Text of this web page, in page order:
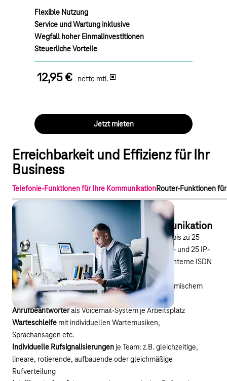
Flexible Nutzung
Service und Wartung inklusive
Wegfall hoher Einmalinvestitionen
Steuerliche Vorteile
12,95 € netto mtl.
Jetzt mieten
Erreichbarkeit und Effizienz für Ihr
Business
Telefonie-Funktionen für Ihre KommunikationRouter-Funktionen
Telefonie-Funktionen für Ihre Kommunikation
VoIP (Voice over IP)-Telefonanlage für Ihr Büro mit bis zu 25
Teilnehmern/ Nebenstellen bzw. 2 analoge, 4 ISDN- und 25 IP-
Telefone (zwei a/b-Ports TAE und RJ11 sowie zwei interne ISDN
S0 RJ45 - Schnittstellen)
Virtuelle Assistenzfür effizientes Arbeiten bei dynamischem
Gesprächsaufkommen
Anrufbeantworterals Voicemail-System je Arbeitsplatz
Warteschleife mit individuellen Wartemusiken,
Sprachansagen etc.
Individuelle Rufsignalisierungen je Team: z.B. gleichzeitige,
lineare, rotierende, aufbauende oder gleichmäßige
Rufverteilung